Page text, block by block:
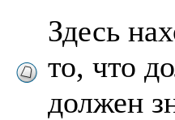
Здесь
то, что
должен